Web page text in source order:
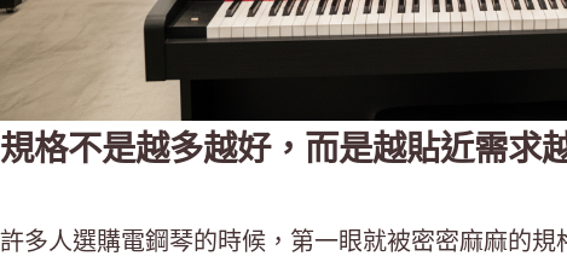
規格不是越多越好，而是越貼近需求
許多人選購電鋼琴的時候，第一眼就被密密麻麻的